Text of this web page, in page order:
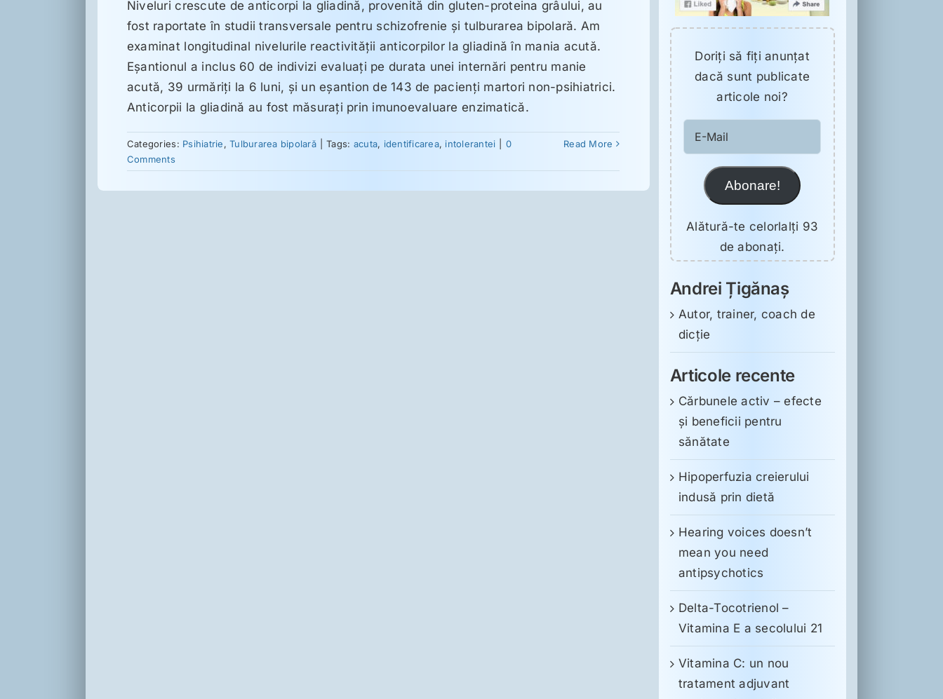
Niveluri crescute de anticorpi la gliadină, provenită din gluten-proteina grâului, au
fost raportate în studii transversale pentru schizofrenie şi tulburarea bipolară. Am
examinat longitudinal nivelurile reactivităţii anticorpilor la gliadină în mania acută.
Eşantionul a inclus 60 de indivizi evaluaţi pe durata unei internări pentru manie
acută, 39 urmăriţi la 6 luni, şi un eşantion de 143 de pacienţi martori non-psihiatrici.
Anticorpii la gliadină au fost măsuraţi prin imunoevaluare enzimatică.
Categories: Psihiatrie,Tulburarea bipolară Tags: acuta, identificarea, intolerantei
0
Comments
Read More
Doriţi să fiţi anunţat
dacă sunt publicate
articole noi?
Mail
Abonare!
Alătură-te celorlalți 93
de abonați.
Andrei Țigănaș
Autor, trainer, coach de
dicție
Articole recente
Cărbunele activ – efecte
și beneficii pentru
sănătate
Hipoperfuzia creierului
indusă prin dietă
Hearing voices doesn’t
mean you need
antipsychotics
Delta-Tocotrienol –
Vitamina E a secolului 21
Vitamina C: un nou
tratament adjuvant